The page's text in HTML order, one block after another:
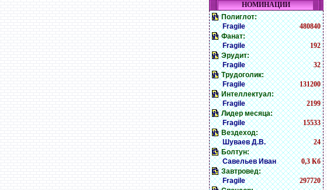
НОМИНАЦИИ
Полиглот:
Fragile
480840
Фанат:
Fragile
192
Эрудит:
Fragile
32
Трудоголик:
Fragile
131200
Интеллектуал:
Fragile
2199
Лидер месяца:
Fragile
15533
Вездеход:
Шуваев Д.В.
24
Болтун:
Савельев Иван
0,3 Кб
Завтровед:
Fragile
297720